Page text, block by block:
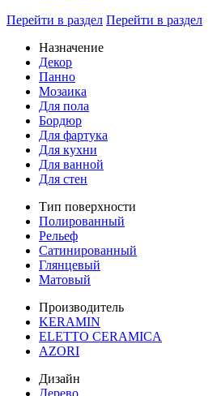
Перейти в раздел Перейти в раздел
Назначение
Декор
Панно
Мозаика
Для пола
Бордюр
Для фартука
Для кухни
Для ванной
Для стен
Тип поверхности
Полированный
Рельеф
Сатинированный
Глянцевый
Матовый
Производитель
KERAMIN
ELETTO CERAMICA
AZORI
Дизайн
Дерево